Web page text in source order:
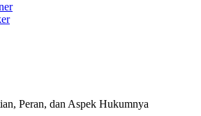
Peran, dan Aspek Hukumnya